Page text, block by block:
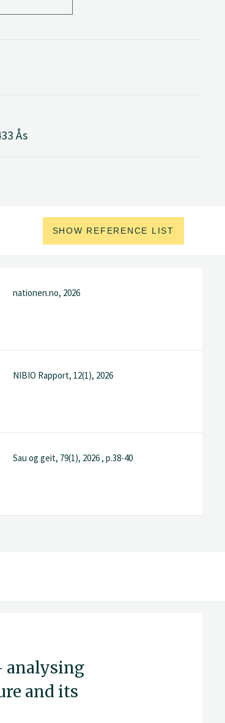
Ås
SHOW REFERENCE LIST
nationen.no, 2026
NIBIO Rapport, 12(1), 2026
Sau og geit, 79(1), 2026 , p.38-40
analysing
and its